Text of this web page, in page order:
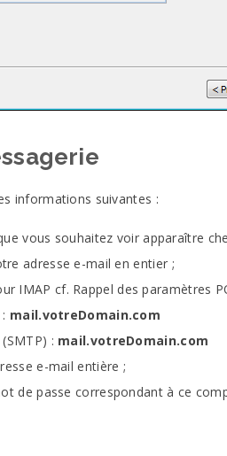
informations suivantes :
vous souhaitez voir apparaître
adresse e-mail en entier ;
IMAP cf. Rappel des paramètres
mail.votreDomain.com
SMTP) : mail.votreDomain.com
e-mail entière ;
de passe correspondant à ce